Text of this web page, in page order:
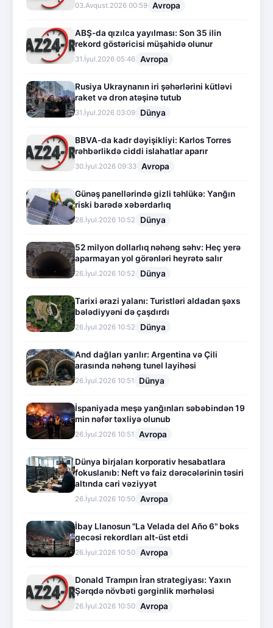
03.Avqust.2026 00:59 Avropa
ABŞ-da qızılca yayılması: Son 35 ilin
rekord göstəricisi müşahidə olunur
31.İyul.2026 05:46 Avropa
Rusiya Ukraynanın iri şəhərlərini kütləvi
raket və dron atəşinə tutub
31.İyul.2026 03:09 Dünya
BBVA-da kadr dəyişikliyi: Karlos Torres
rəhbərlikdə ciddi islahatlar aparır
30.İyul.2026 09:33 Avropa
Günəş panellərində gizli təhlükə: Yanğın
riski barədə xəbərdarlıq
26.İyul.2026 10:52 Dünya
52 milyon dollarlıq nəhəng səhv: Heç yerə
aparmayan yol görənləri heyrətə salır
26.İyul.2026 10:52 Dünya
Tarixi ərazi yalanı: Turistləri aldadan şəxs
bələdiyyəni də çaşdırdı
26.İyul.2026 10:52 Dünya
And dağları yarılır: Argentina və Çili
arasında nəhəng tunel layihəsi
26.İyul.2026 10:51 Dünya
İspaniyada meşə yanğınları səbəbindən 19
min nəfər təxliyə olunub
26.İyul.2026 10:51 Avropa
Dünya birjaları korporativ hesabatlara
fokuslanıb: Neft və faiz dərəcələrinin təsiri
altında cari vəziyyət
26.İyul.2026 10:50 Avropa
İbay Llanosun "La Velada del Año 6" boks
gecəsi rekordları alt-üst etdi
26.İyul.2026 10:50 Avropa
Donald Trampın İran strategiyası: Yaxın
Şərqdə növbəti gərginlik mərhələsi
26.İyul.2026 10:50 Avropa